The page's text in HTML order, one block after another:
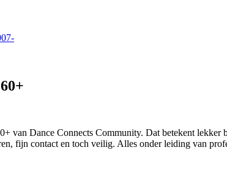
van Dance Connects Community. Dat betekent lekker
fijn contact en toch veilig. Alles onder leiding van